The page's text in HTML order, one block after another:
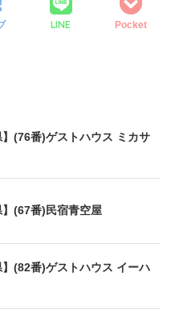
LINE Pocket
】(76番)ゲストハウス ミカサ
】(67番)民宿青空屋
】(82番)ゲストハウス イーハ